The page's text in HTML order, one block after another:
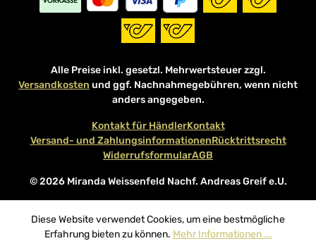
Alle Preise inkl. gesetzl. Mehrwertsteuer zzgl.
Versandkosten und ggf. Nachnahmegebühren, wenn nicht
anders angegeben.
© 2026 Miranda Weissenfeld Nachf. Andreas Greif e.U.
Kontakt für HändlerKontakt
Versand- und ZahlungsinformationenRücktrittsrecht
WiderrufsformularAGB
Diese Website verwendet Cookies, um eine bestmögliche
Erfahrung bieten zu können. Mehr Informationen ...